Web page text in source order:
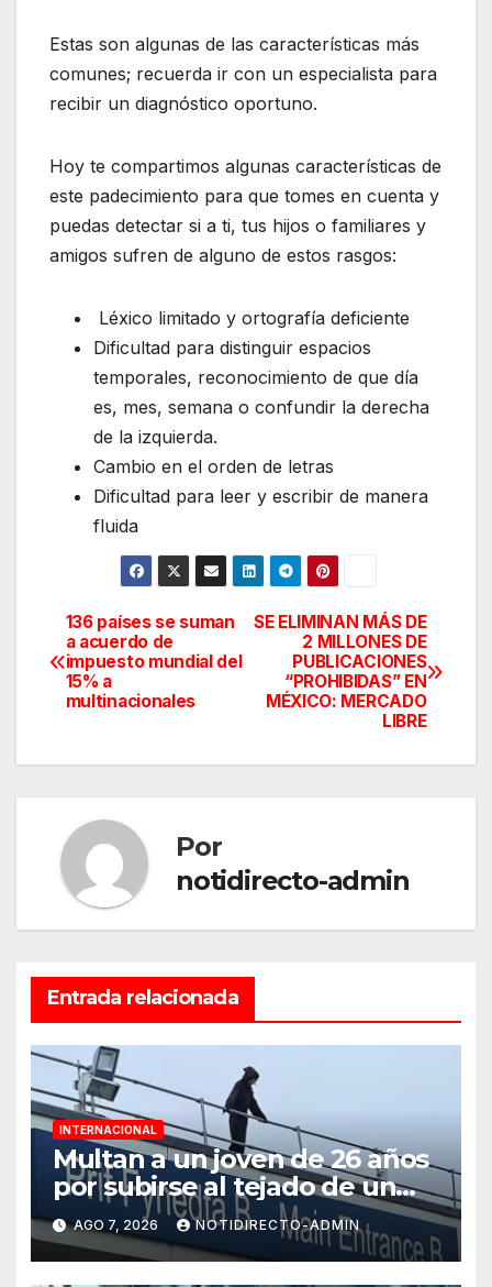
Estas son algunas de las características más
comunes; recuerda ir con un especialista para
recibir un diagnóstico oportuno.
Hoy te compartimos algunas características de
este padecimiento para que tomes en cuenta y
puedas detectar si a ti, tus hijos o familiares y
amigos sufren de alguno de estos rasgos:
Léxico limitado y ortografía deficiente
Dificultad para distinguir espacios
temporales, reconocimiento de que día
es, mes, semana o confundir la derecha
de la izquierda.
Cambio en el orden de letras
Dificultad para leer y escribir de manera
fluida
Navegación
de
SE ELIMINAN MÁS DE
2 MILLONES DE
PUBLICACIONES
“PROHIBIDAS” EN
MÉXICO: MERCADO
LIBRE
136 países se suman
a acuerdo de
impuesto mundial del
15% a
multinacionales
Por
notidirecto-admin
Entrada relacionada
INTERNACIONAL
Multan a un joven de 26 años
por subirse al tejado de un
hospital disfrazado de “La
Muerte” en Gales
AGO 7, 2026 NOTIDIRECTO-ADMIN